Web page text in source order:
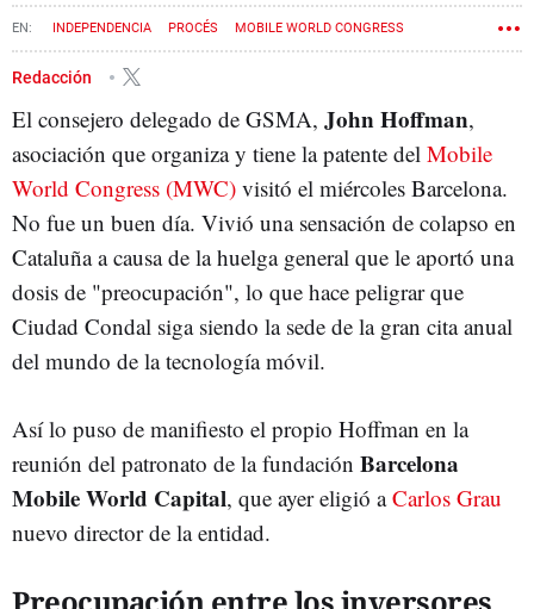
INDEPENDENCIA PROCÉS MOBILE WORLD CONGRESS
MOBILE WORLD CAPITAL
Redacción
El consejero delegado de GSMA, John Hoffman,
asociación que organiza y tiene la patente del Mobile
World Congress (MWC) visitó el miércoles Barcelona.
No fue un buen día. Vivió una sensación de colapso en
Cataluña a causa de la huelga general que le aportó una
dosis de "preocupación", lo que hace peligrar que
Ciudad Condal siga siendo la sede de la gran cita anual
del mundo de la tecnología móvil.
Así lo puso de manifiesto el propio Hoffman en la
reunión del patronato de la fundación Barcelona
Mobile World Capital, que ayer eligió aCarlos Grau
nuevo director de la entidad.